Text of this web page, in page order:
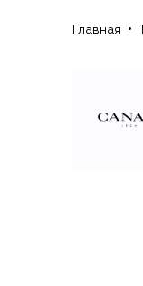
Главная